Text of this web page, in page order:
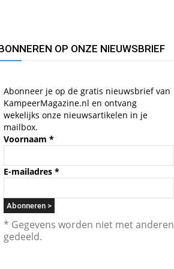
OP ONZE NIEUWSBRIEF
Abonneer je op de gratis nieuwsbrief van
KampeerMagazine.nl en ontvang
wekelijks onze nieuwsartikelen in je
mailbox.
Voornaam *
E-mailadres *
* Gegevens worden niet met anderen
gedeeld.